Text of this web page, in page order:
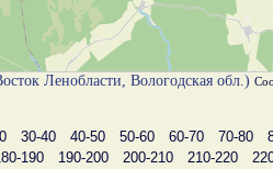
Ленобласти, Вологодская обл.)
30-40 40-50 50-60 60-70 70-80
190 190-200 200-210 210-220